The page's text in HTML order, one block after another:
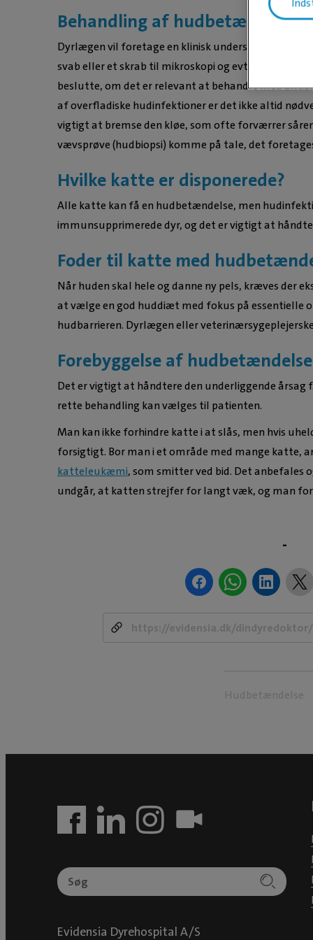
Behandling af hudbetændelse
Dyrlægen vil foretage en klinisk undersøgelse,
svab eller et skrab til mikroskopi og evt. dyrkning.
beslutte, om det er relevant at behandle med
af overfladiske hudinfektioner er det ikke altid
vigtigt at bremse den kløe, som ofte forværrer
vævsprøve (hudbiopsi) komme på tale, det
Hvilke katte er disponerede?
Alle katte kan få en hudbetændelse, men
immunsupprimerede dyr, og det er vigtigt at
Foder til katte med
Når huden skal hele og danne ny pels, kræves der
at vælge en god huddiæt med fokus på essentielle
hudbarrieren. Dyrlægen eller
Forebyggelse af
Det er vigtigt at håndtere den underliggende årsag
rette behandling kan vælges til patienten.
Man kan ikke forhindre katte i at slås, men hvis
forsigtigt. Bor man i et område med mange katte,
katteleukæmi, som smitter ved bid. Det anbefales
undgår, at katten strejfer for langt væk, og man
-
Hudbetændelse
Evidensia Dyrehospital A/S